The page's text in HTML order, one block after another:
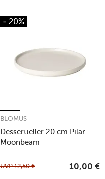
- 20%
Dessertteller 20 cm Pilar
Moonbeam
BLOMUS
UVP12,50 € 10,00 €